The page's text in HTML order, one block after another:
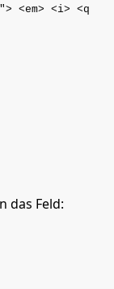
<em> <i> <q
das Feld: